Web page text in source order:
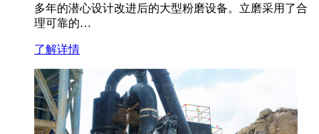
多年的潜心设计改进后的大型粉磨设备。立磨采用了合
理可靠的…
了解详情